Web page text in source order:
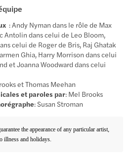
: Andy Nyman dans le rôle de Max
Antolin dans celui de Leo Bloom,
celui de Roger de Bris, Raj Ghatak
Ghia, Harry Morrison dans celui
et Joanna Woodward dans celui
et Thomas Meehan
et paroles par: Mel Brooks
: Susan Stroman
the appearance of any particular artist,
illness and holidays.